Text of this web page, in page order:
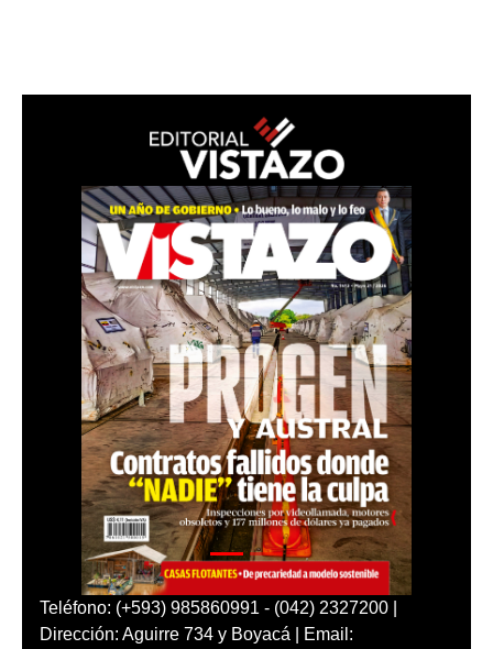
Teléfono: (+593) 985860991 - (042) 2327200 |
Dirección: Aguirre 734 y Boyacá | Email: